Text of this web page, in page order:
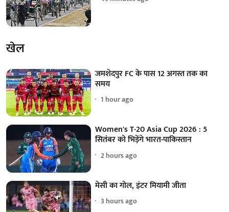
खेल
जमशेदपुर FC के पास 12 अगस्त तक का
समय
1 hour ago
Women's T-20 Asia Cup 2026 : 5
सितंबर को भिड़ेंगे भारत-पाकिस्तान
2 hours ago
मेसी का गोल, इंटर मियामी जीता
3 hours ago